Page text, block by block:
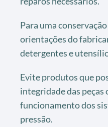
Para uma
orientações do
detergentes e
Evite produtos que
integridade das peças
funcionamento dos
pressão.